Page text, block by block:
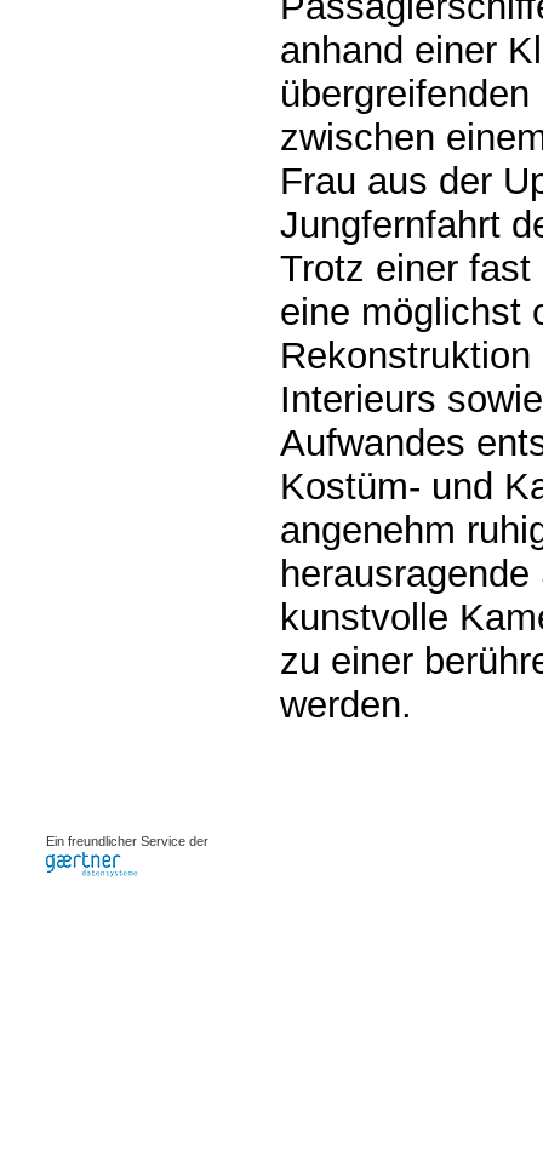
anhand einer
zwischen
Frau aus der
Jungfernfahrt
Trotz einer
eine möglichst
Interieurs
Aufwandes
Kostüm- und
angenehm
kunstvolle
zu einer
werden.
Ein freundlicher Service der